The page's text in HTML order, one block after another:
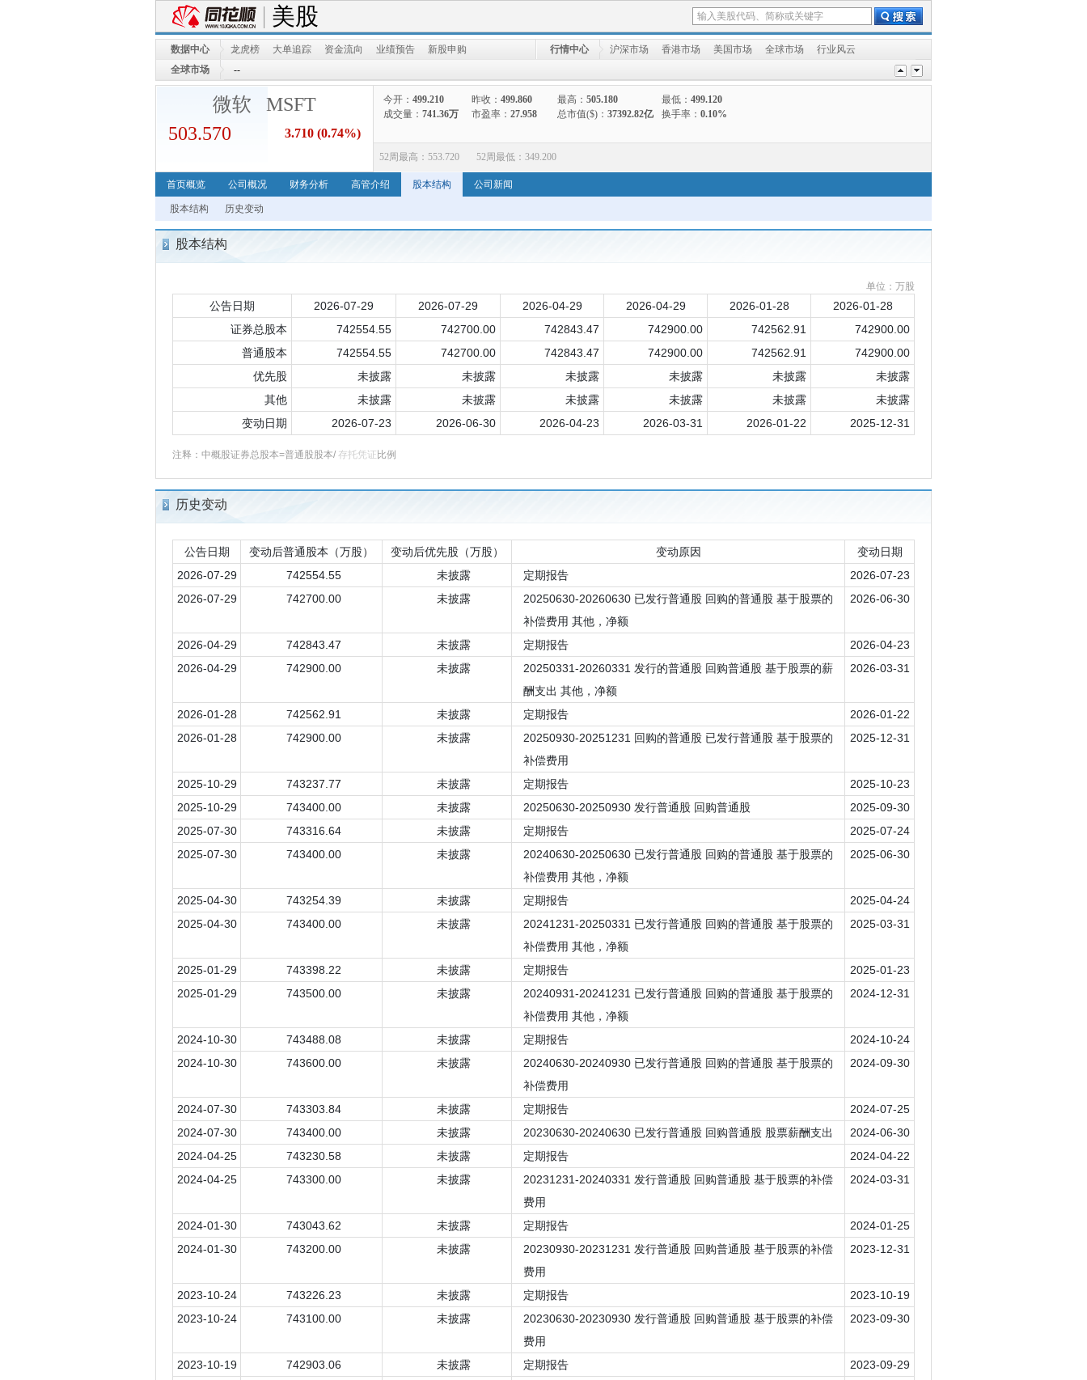
美股
数据中心 龙虎榜 大单追踪 资金流向 业绩预告 新股申购 行情中心 沪深市场 香港市场 美国市场 全球市场
行业风云
全球市场
--
微软 MSFT
503.570
3.710 (0.74%)
今开： 499.210 昨收： 499.860 最高： 505.180 最低： 499.120
成交量： 741.36万 市盈率： 27.958 总市值($)： 37392.82亿 换手率： 0.10%
52周最高： 553.720 52周最低： 349.200
首页概览 公司概况 财务分析 高管介绍 股本结构 公司新闻
股本结构 历史变动
股本结构
单位：万股
公告日期 2026-07-29 2026-07-29 2026-04-29 2026-04-29 2026-01-28
2026-01-28
证券总股本
742554.55 742700.00 742843.47 742900.00 742562.91
742900.00
普通股本
742554.55 742700.00 742843.47 742900.00 742562.91
742900.00
优先股
未披露 未披露 未披露 未披露 未披露
未披露
其他
未披露 未披露 未披露 未披露 未披露
未披露
变动日期
2026-07-23 2026-06-30 2026-04-23 2026-03-31 2026-01-22 2025-12-31
注释：中概股证券总股本=普通股股本/ 存托凭证 比例
历史变动
公告日期 变动后普通股本（万股） 变动后优先股（万股） 变动原因
变动日期
2026-07-29
742554.55 未披露 定期报告
2026-07-23
2026-07-29
742700.00 未披露
20250630-20260630 已发行普通股 回购的普通股 基于股票的
补偿费用 其他，净额
2026-06-30
2026-04-29 742843.47 未披露 定期报告
2026-04-23
2026-04-29
742900.00 未披露
20250331-20260331 发行的普通股 回购普通股 基于股票的薪
酬支出 其他，净额
2026-03-31
2026-01-28 742562.91 未披露 定期报告
2026-01-22
2026-01-28
742900.00 未披露
20250930-20251231 回购的普通股 已发行普通股 基于股票的
补偿费用
2025-12-31
2025-10-29 743237.77 未披露 定期报告
2025-10-23
2025-10-29
743400.00 未披露 20250630-20250930 发行普通股 回购普通股
2025-09-30
2025-07-30
743316.64 未披露 定期报告
2025-07-24
2025-07-30
743400.00 未披露
20240630-20250630 已发行普通股 回购的普通股 基于股票的
补偿费用 其他，净额
2025-06-30
2025-04-30 743254.39 未披露 定期报告
2025-04-24
2025-04-30
743400.00 未披露
20241231-20250331 已发行普通股 回购的普通股 基于股票的
补偿费用 其他，净额
2025-03-31
2025-01-29 743398.22 未披露 定期报告
2025-01-23
2025-01-29
743500.00 未披露
20240931-20241231 已发行普通股 回购的普通股 基于股票的
补偿费用 其他，净额
2024-12-31
2024-10-30 743488.08 未披露 定期报告
2024-10-24
2024-10-30
743600.00 未披露
20240630-20240930 已发行普通股 回购的普通股 基于股票的
补偿费用
2024-09-30
2024-07-30 743303.84 未披露 定期报告
2024-07-25
2024-07-30
743400.00 未披露 20230630-20240630 已发行普通股 回购普通股 股票薪酬支出
2024-06-30
2024-04-25
743230.58 未披露 定期报告
2024-04-22
2024-04-25
743300.00 未披露
20231231-20240331 发行普通股 回购普通股 基于股票的补偿
费用
2024-03-31
2024-01-30 743043.62 未披露 定期报告
2024-01-25
2024-01-30
743200.00 未披露
20230930-20231231 发行普通股 回购普通股 基于股票的补偿
费用
2023-12-31
2023-10-24 743226.23 未披露 定期报告
2023-10-19
2023-10-24
743100.00 未披露
20230630-20230930 发行普通股 回购普通股 基于股票的补偿
费用
2023-09-30
2023-10-19 742903.06 未披露 定期报告
2023-09-29